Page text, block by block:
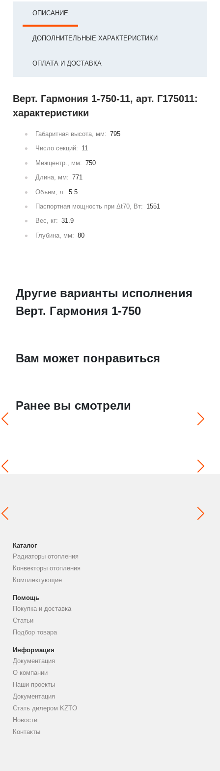
ОПИСАНИЕ
ДОПОЛНИТЕЛЬНЫЕ ХАРАКТЕРИСТИКИ
ОПЛАТА И ДОСТАВКА
Верт. Гармония 1-750-11, арт. Г175011:
характеристики
Габаритная высота, мм: 795
Число секций: 11
Межцентр., мм: 750
Длина, мм: 771
Объем, л: 5.5
Паспортная мощность при Δt70, Вт: 1551
Вес, кг: 31.9
Глубина, мм: 80
Другие варианты исполнения
Верт. Гармония 1-750
Вам может понравиться
Ранее вы смотрели
Каталог
Радиаторы отопления
Конвекторы отопления
Комплектующие
Помощь
Покупка и доставка
Статьи
Подбор товара
Информация
Документация
О компании
Наши проекты
Документация
Стать дилером KZTO
Новости
Контакты